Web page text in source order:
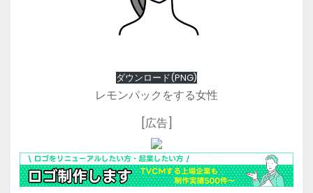
ダウンロード(PNG)
レモンパックをする女性
[広告]